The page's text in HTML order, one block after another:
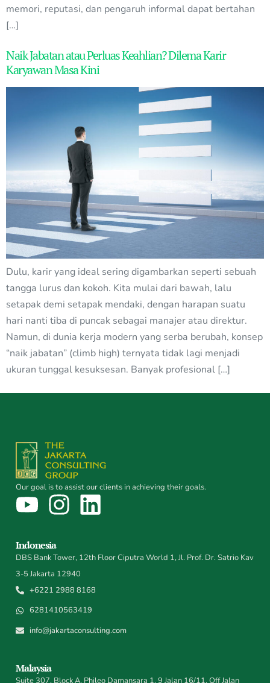
memori, reputasi, dan pengaruh informal dapat bertahan
[…]
Naik Jabatan atau Perluas Keahlian? Dilema Karir
Karyawan Masa Kini
Dulu, karir yang ideal sering digambarkan seperti sebuah
tangga lurus dan kokoh. Kita mulai dari bawah, lalu
setapak demi setapak mendaki, dengan harapan suatu
hari nanti tiba di puncak sebagai manajer atau direktur.
Namun, di dunia kerja modern yang serba berubah, konsep
“naik jabatan” (climb high) ternyata tidak lagi menjadi
ukuran tunggal kesuksesan. Banyak profesional […]
Our goal is to assist our clients in achieving their goals.
Indonesia
DBS Bank Tower, 12th Floor Ciputra World 1, Jl. Prof. Dr. Satrio Kav
3-5 Jakarta 12940
+6221 2988 8168
6281410563419
info@jakartaconsulting.com
Malaysia
Suite 307, Block A, Phileo Damansara 1, 9 Jalan 16/11, Off Jalan